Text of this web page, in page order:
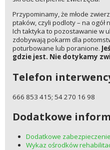
Przypominamy, że młode
ptaków, czyli podloty – na ogół
Ich taktyka to pozostawanie w
zdobywają pokarm dla
poturbowane lub poranione.
gdzie jest. Nie dotykamy
Telefon
666 853 415; 54 270 16 98
Dodatkowe
Dodatkowe
Wykaz ośrodków